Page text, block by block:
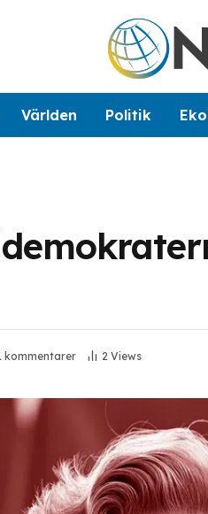
Världen Politik
kommentarer 2 Views